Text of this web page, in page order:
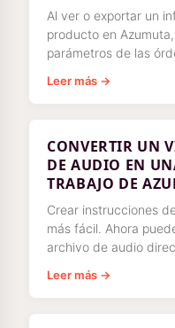
Al ver o exportar un
producto en
parámetros de las
Leer más →
CONVERTIR UN
DE AUDIO EN
TRABAJO DE
Crear instrucciones
más fácil. Ahora
archivo de audio
Leer más →